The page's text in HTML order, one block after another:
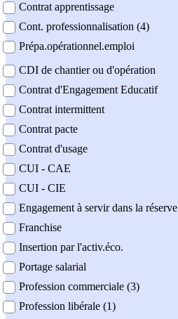
Contrat apprentissage
Cont. professionnalisation (4)
Prépa.opérationnel.emploi
CDI de chantier ou d'opération
Contrat d'Engagement Educatif
Contrat intermittent
Contrat pacte
Contrat d'usage
CUI - CAE
CUI - CIE
Engagement à servir dans la réserve
Franchise
Insertion par l'activ.éco.
Portage salarial
Profession commerciale (3)
Profession libérale (1)